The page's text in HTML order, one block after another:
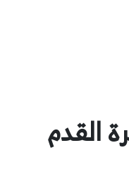
القدم